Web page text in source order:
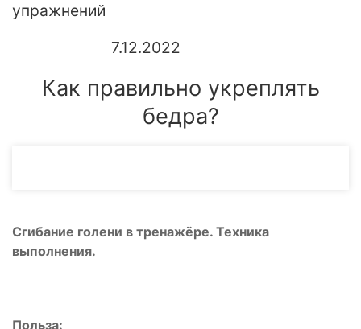
упражнений
7.12.2022
Как правильно укреплять
бедра?
Сгибание голени в тренажёре. Техника
выполнения.
Польза: